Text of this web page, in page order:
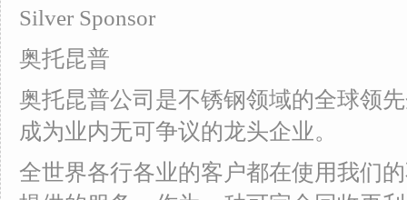
Silver Sponsor
奥托昆普
奥托昆普公司是不锈钢领域的全球领
成为业内无可争议的龙头企业。
全世界各行各业的客户都在使用我们